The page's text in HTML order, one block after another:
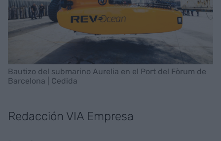
Bautizo del submarino Aurelia en el Port del Fòrum de
Barcelona | Cedida
Redacción VIA Empresa